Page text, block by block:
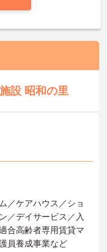
設 昭和の里
／ケアハウス／ショ
／デイサービス／入
合高齢者専用賃貸マ
員養成事業など